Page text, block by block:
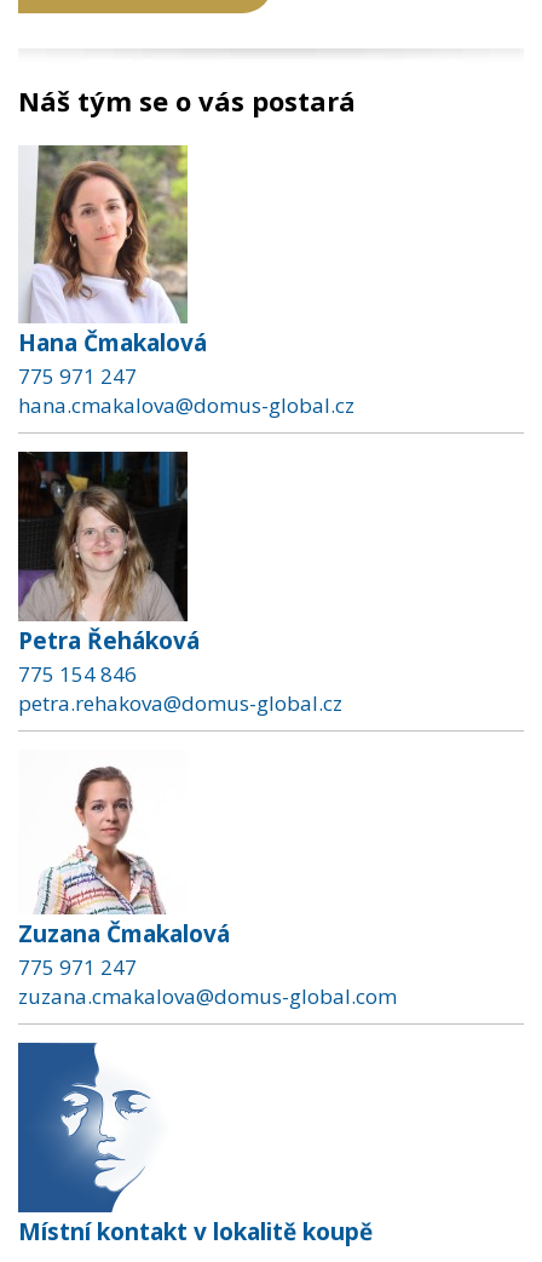
Náš tým se o vás postará
Hana Čmakalová
775 971 247
hana.cmakalova@domus-global.cz
Petra Řeháková
775 154 846
petra.rehakova@domus-global.cz
Zuzana Čmakalová
775 971 247
zuzana.cmakalova@domus-global.com
Místní kontakt v lokalitě koupě